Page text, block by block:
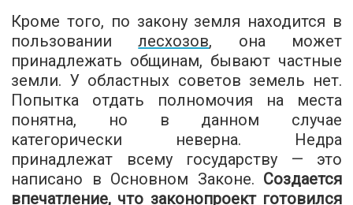
Кроме того, по закону земля находится в
пользованиилесхозов, она может
принадлежать общинам, бывают частные
земли. У областных советов земель нет.
Попытка отдать полномочия на места
понятна, но в данном случае
категорически неверна. Недра
принадлежат всему государству — это
написано в Основном Законе. Создается
впечатление, что законопроект готовился